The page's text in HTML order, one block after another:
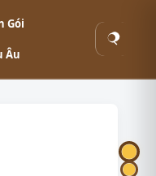
Gói
Âu
Tìm